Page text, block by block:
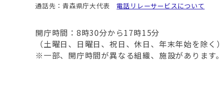
通話先：青森県庁大代表 電話リレーサービスについて
開庁時間：8時30分から17時15分
（土曜日、日曜日、祝日、休日、年末年始を除く）
※一部、開庁時間が異なる組織、施設があります。